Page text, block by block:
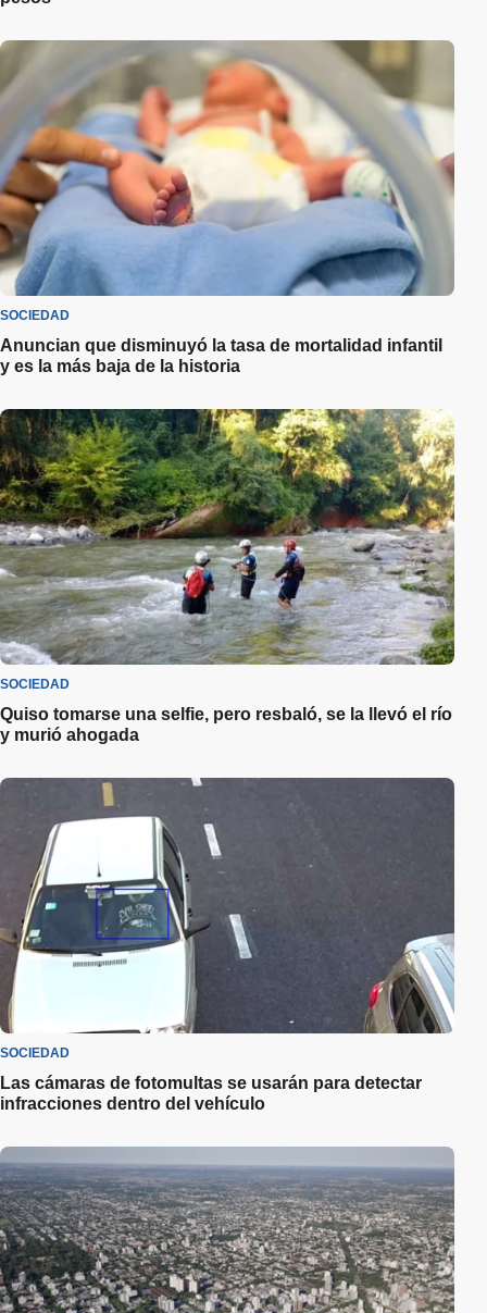
SOCIEDAD
Anuncian que disminuyó la tasa de mortalidad infantil
y es la más baja de la historia
SOCIEDAD
Quiso tomarse una selfie, pero resbaló, se la llevó el río
y murió ahogada
SOCIEDAD
Las cámaras de fotomultas se usarán para detectar
infracciones dentro del vehículo